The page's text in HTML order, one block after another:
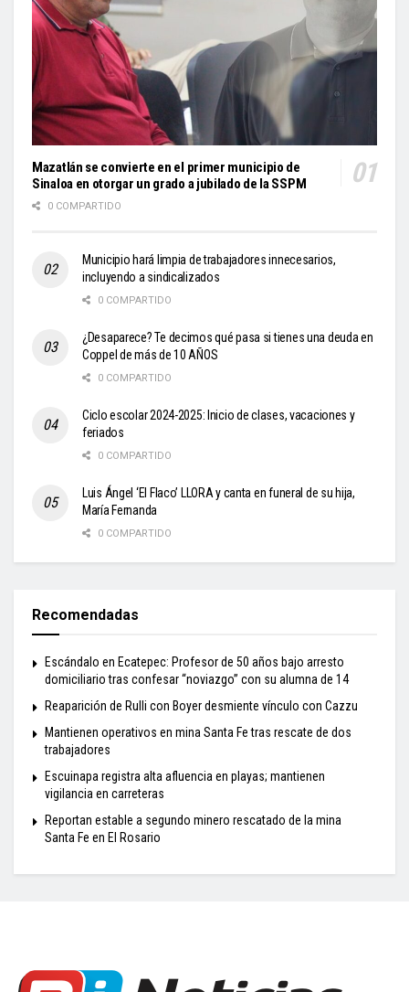
Mazatlán se convierte en el primer municipio de
Sinaloa en otorgar un grado a jubilado de la SSPM
0 COMPARTIDO
Municipio hará limpia de trabajadores innecesarios,
incluyendo a sindicalizados
0 COMPARTIDO
¿Desaparece? Te decimos qué pasa si tienes una deuda en
Coppel de más de 10 AÑOS
0 COMPARTIDO
Ciclo escolar 2024-2025: Inicio de clases, vacaciones y
feriados
0 COMPARTIDO
Luis Ángel ‘El Flaco’ LLORA y canta en funeral de su hija,
María Fernanda
0 COMPARTIDO
Recomendadas
Escándalo en Ecatepec: Profesor de 50 años bajo arresto
domiciliario tras confesar “noviazgo” con su alumna de 14
Reaparición de Rulli con Boyer desmiente vínculo con Cazzu
Mantienen operativos en mina Santa Fe tras rescate de dos
trabajadores
Escuinapa registra alta afluencia en playas; mantienen
vigilancia en carreteras
Reportan estable a segundo minero rescatado de la mina
Santa Fe en El Rosario